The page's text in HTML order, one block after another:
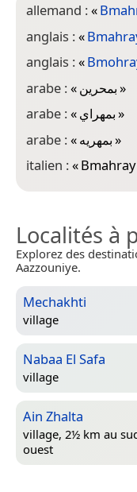
allemand :«
anglais :«
anglais :«
arabe :«بمحرين»
arabe :«بمهراي»
arabe :«بمهريه»
italien :«Bmahray
Localités à
Explorez des
Aazzouniye.
Mechakhti
village
Nabaa El Safa
village
Ain Zhalta
village, 2½ km au
ouest